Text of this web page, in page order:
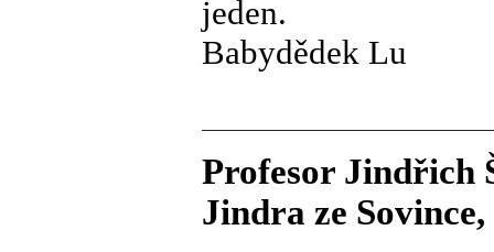
jeden.
Babydědek Lu
Profesor Jindřich
Jindra ze